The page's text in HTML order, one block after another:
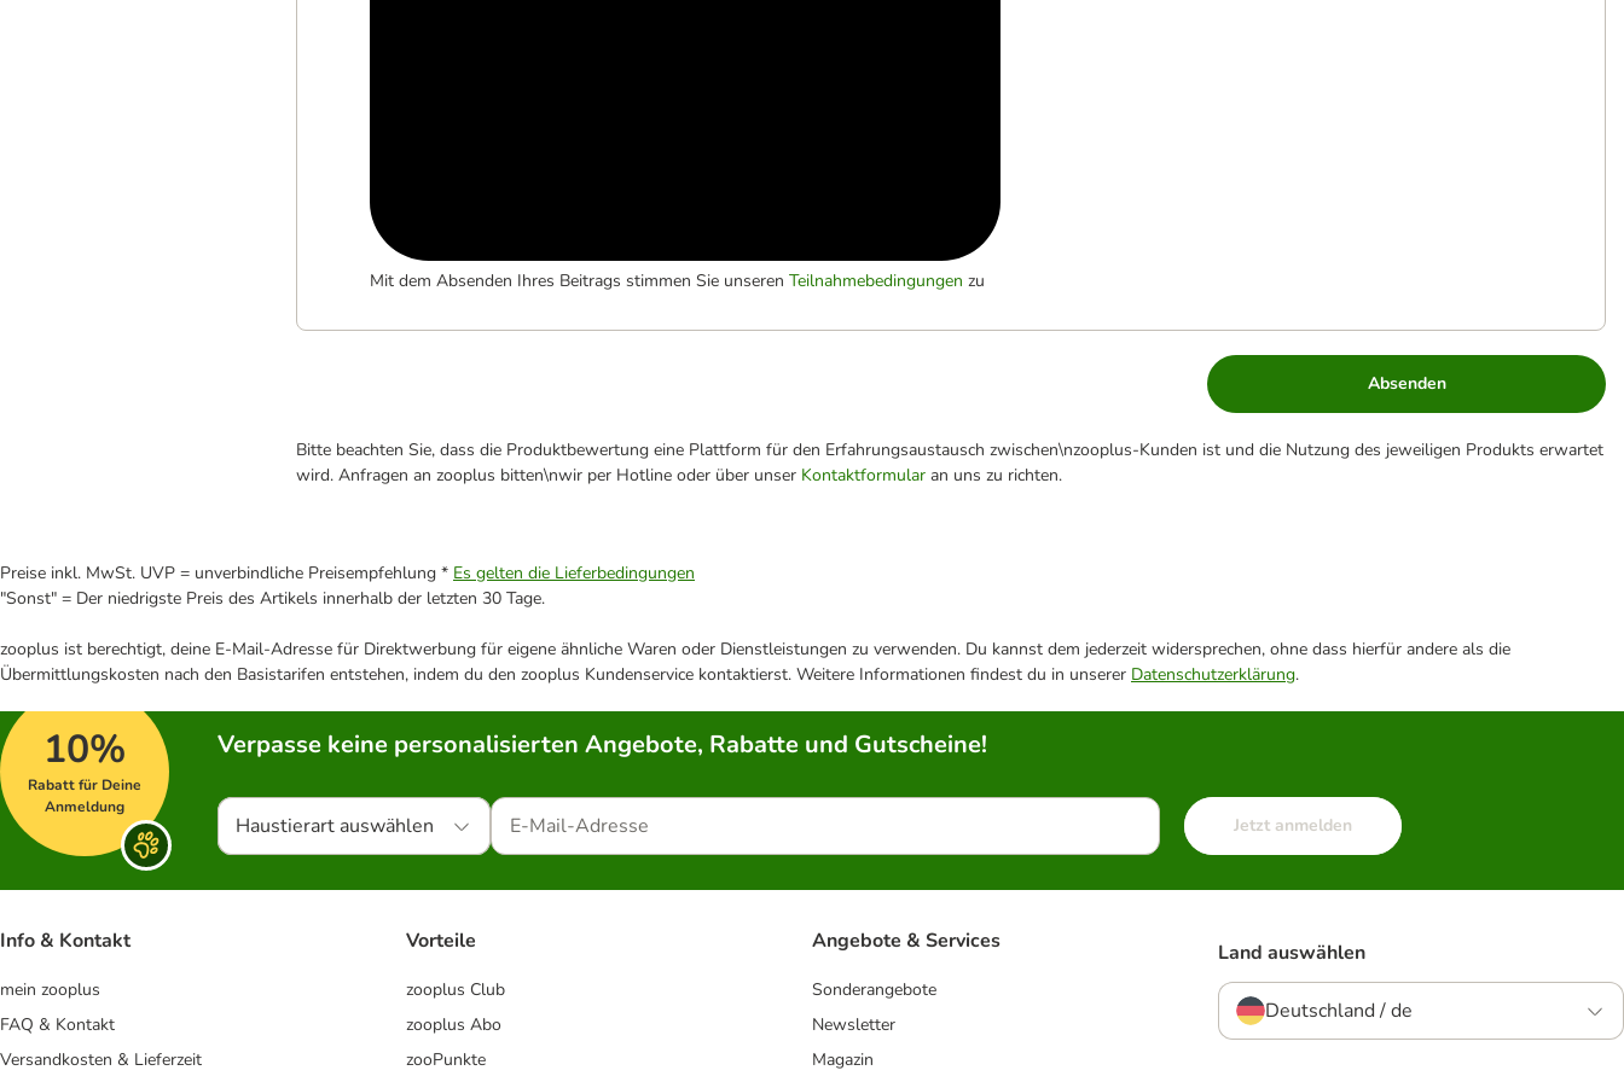
Mit dem Absenden Ihres Beitrags stimmen Sie unseren Teilnahmebedingungen zu
Absenden
Bitte beachten Sie, dass die Produktbewertung eine Plattform für den Erfahrungsaustausch zwischen\nzooplus-Kunden ist und die Nutzung des jeweiligen Produkts erwartet
wird. Anfragen an zooplus bitten\nwir per Hotline oder über unser Kontaktformular an uns zu richten.
Preise inkl. MwSt. UVP = unverbindliche Preisempfehlung * Es gelten die Lieferbedingungen
"Sonst" = Der niedrigste Preis des Artikels innerhalb der letzten 30 Tage.
zooplus ist berechtigt, deine E-Mail-Adresse für Direktwerbung für eigene ähnliche Waren oder Dienstleistungen zu verwenden. Du kannst dem jederzeit widersprechen, ohne dass hierfür andere als die
Übermittlungskosten nach den Basistarifen entstehen, indem du den zooplus Kundenservice kontaktierst. Weitere Informationen findest du in unserer Datenschutzerklärung.
10%
Rabatt für Deine
Anmeldung
Verpasse keine personalisierten Angebote, Rabatte und Gutscheine!
Haustierart auswählen Jetzt anmelden
Info & Kontakt
mein zooplus
FAQ & Kontakt
Versandkosten & Lieferzeit
Vorteile
zooplus Club
zooplus Abo
zooPunkte
Angebote & Services
Sonderangebote
Newsletter
Magazin
Land auswählen
Deutschland / de